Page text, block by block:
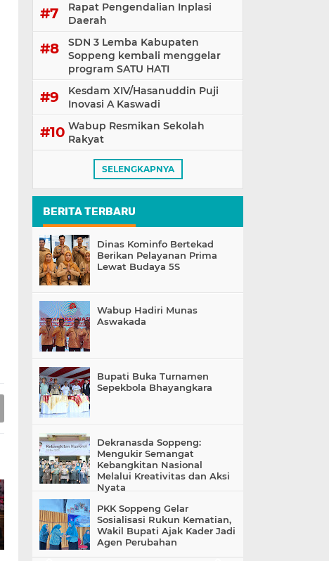
Rapat Pengendalian Inplasi
Daerah
SDN 3 Lemba Kabupaten
Soppeng kembali menggelar
program SATU HATI
Kesdam XIV/Hasanuddin Puji
Inovasi A Kaswadi
Wabup Resmikan Sekolah
Rakyat
SELENGKAPNYA
BERITA TERBARU
Dinas Kominfo Bertekad
Berikan Pelayanan Prima
Lewat Budaya 5S
Wabup Hadiri Munas
Aswakada
Bupati Buka Turnamen
Sepekbola Bhayangkara
Dekranasda Soppeng:
Mengukir Semangat
Kebangkitan Nasional
Melalui Kreativitas dan Aksi
Nyata
PKK Soppeng Gelar
Sosialisasi Rukun Kematian,
Wakil Bupati Ajak Kader Jadi
Agen Perubahan